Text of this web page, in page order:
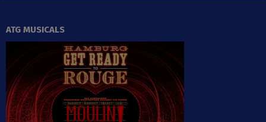
ATG MUSICALS